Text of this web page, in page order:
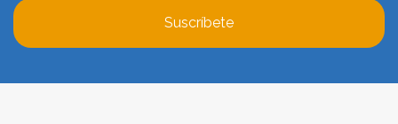
Suscríbete